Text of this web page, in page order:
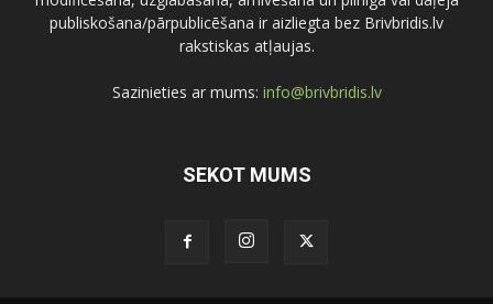
publiskošana/pārpublicēšana ir aizliegta bez Brivbridis.lv
rakstiskas atļaujas.
Sazinieties ar mums: info@brivbridis.lv
SEKOT MUMS